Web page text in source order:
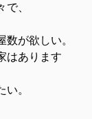
、
数が欲しい。
はあります
。